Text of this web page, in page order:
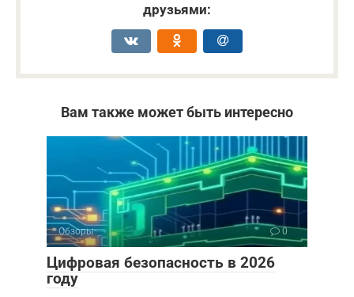
друзьями:
Вам также может быть интересно
Обзоры 0
Цифровая безопасность в 2026
году